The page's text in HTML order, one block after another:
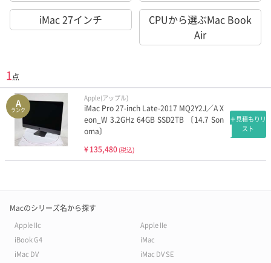
iMac 27インチ
CPUから選ぶMac Book
Air
1点
A
ランク
Apple(アップル)
iMac Pro 27-inch Late-2017 MQ2Y2J／A X
eon_W 3.2GHz 64GB SSD2TB 〔14.7 Son
oma〕
¥135,480 (税込)
＋見積もりリ
スト
Macのシリーズ名から探す
Apple IIc
Apple IIe
iBook G4
iMac
iMac DV
iMac DV SE